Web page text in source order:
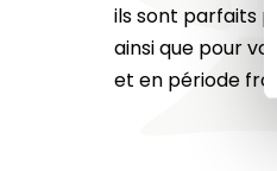
ils sont parfaits
ainsi que pour
et en période